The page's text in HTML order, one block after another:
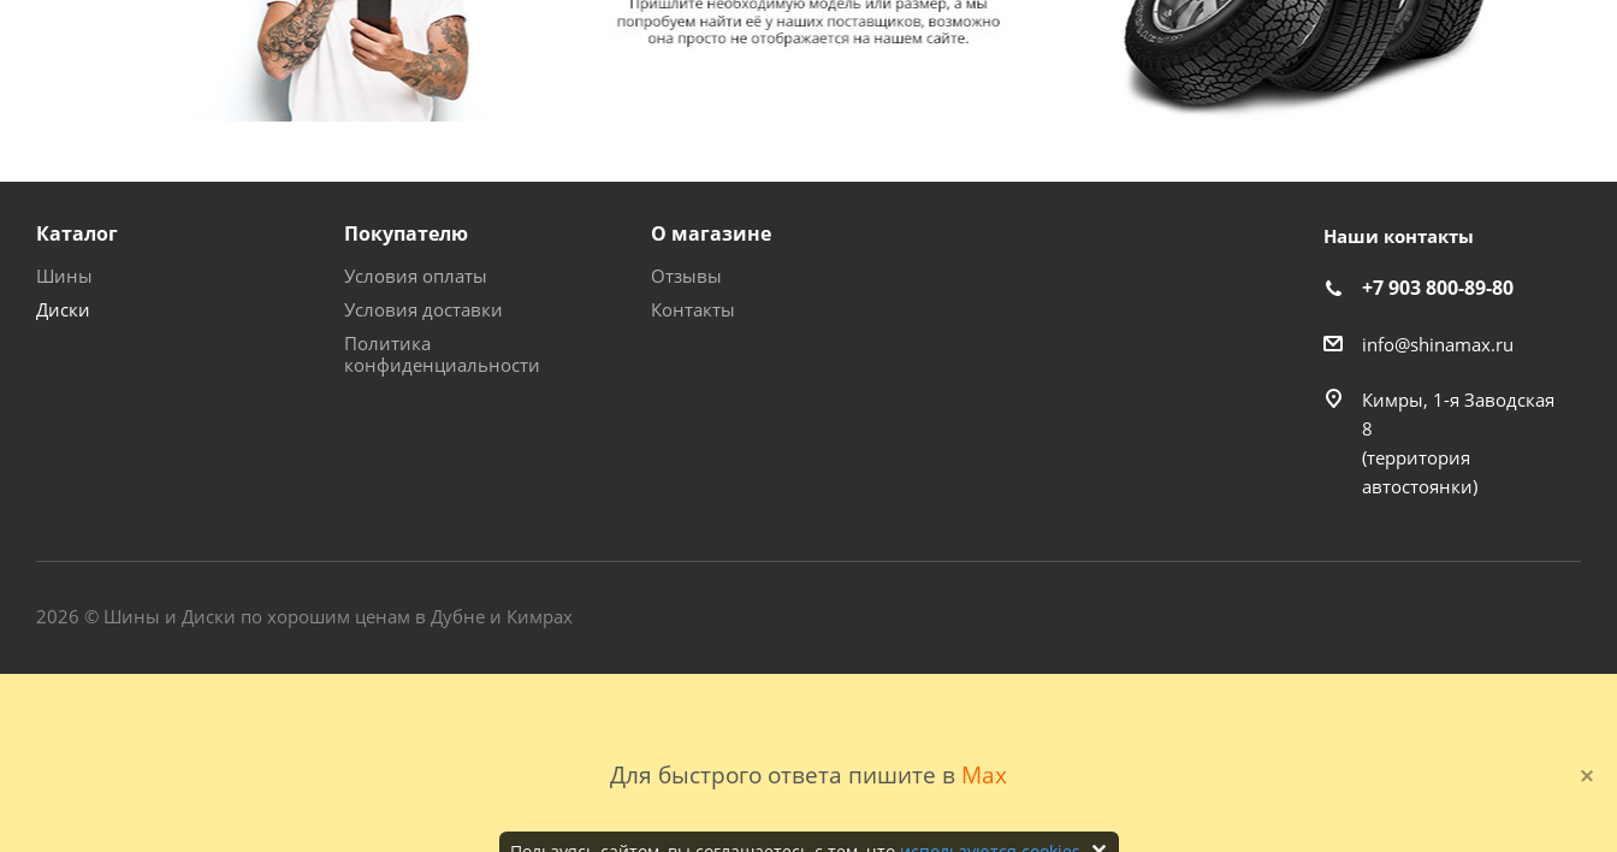
Для быстрого ответа пишите в Max
Каталог
Шины
Диски
Покупателю
Условия оплаты
Условия доставки
Политика
конфиденциальности
О магазине
Отзывы
Контакты
Наши контакты
+7 903 800-89-80
info@shinamax.ru
Кимры, 1-я Заводская
8
(территория
автостоянки)
2026 © Шины и Диски по хорошим ценам в Дубне и Кимрах